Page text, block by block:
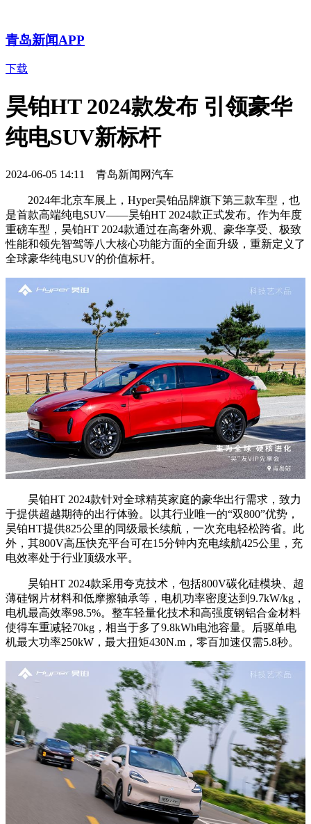
青岛新闻APP
下载
昊铂HT 2024款发布 引领豪华
纯电SUV新标杆
2024-06-05 14:11 青岛新闻网汽车
2024年北京车展上，Hyper昊铂品牌旗下第三款车型，也
是首款高端纯电SUV——昊铂HT 2024款正式发布。作为年度
重磅车型，昊铂HT 2024款通过在高奢外观、豪华享受、极致
性能和领先智驾等八大核心功能方面的全面升级，重新定义了
全球豪华纯电SUV的价值标杆。
昊铂HT 2024款针对全球精英家庭的豪华出行需求，致力
于提供超越期待的出行体验。以其行业唯一的“双800”优势，
昊铂HT提供825公里的同级最长续航，一次充电轻松跨省。此
外，其800V高压快充平台可在15分钟内充电续航425公里，充
电效率处于行业顶级水平。
昊铂HT 2024款采用夸克技术，包括800V碳化硅模块、超
薄硅钢片材料和低摩擦轴承等，电机功率密度达到9.7kW/kg，
电机最高效率98.5%。整车轻量化技术和高强度钢铝合金材料
使得车重减轻70kg，相当于多了9.8kWh电池容量。后驱单电
机最大功率250kW，最大扭矩430N.m，零百加速仅需5.8秒。